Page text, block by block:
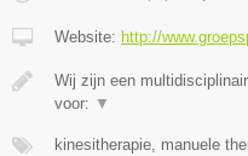
Website: http://
Wij zijn een
voor: ▼
kinesitherapie, manuele